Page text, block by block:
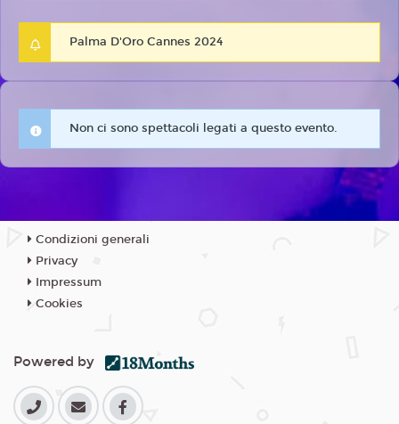
Palma D'Oro Cannes 2024
Non ci sono spettacoli legati a questo evento.
Condizioni generali
Privacy
Impressum
Cookies
Powered by